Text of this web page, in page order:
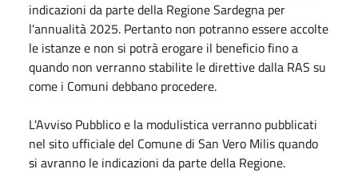
indicazioni da parte della Regione Sardegna per
l'annualità 2025. Pertanto non potranno essere accolte
le istanze e non si potrà erogare il beneficio fino a
quando non verranno stabilite le direttive dalla RAS su
come i Comuni debbano procedere.
L'Avviso Pubblico e la modulistica verranno pubblicati
nel sito ufficiale del Comune di San Vero Milis quando
si avranno le indicazioni da parte della Regione.